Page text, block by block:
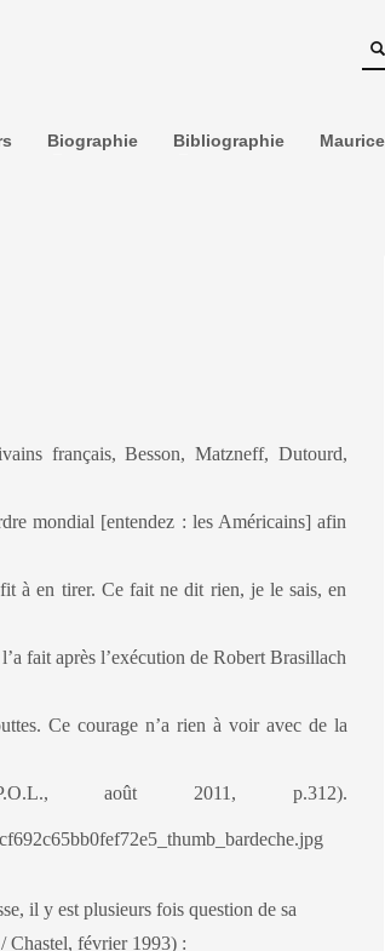
Biographie Bibliographie
français, Besson, Matzneff, Dutourd,
mondial [entendez : les Américains] afin
à en tirer. Ce fait ne dit rien, je le sais, en
fait après l’exécution de Robert Brasillach
Ce courage n’a rien à voir avec de la
août 2011, p.312).
il y est plusieurs fois question de sa
Chastel, février 1993) :